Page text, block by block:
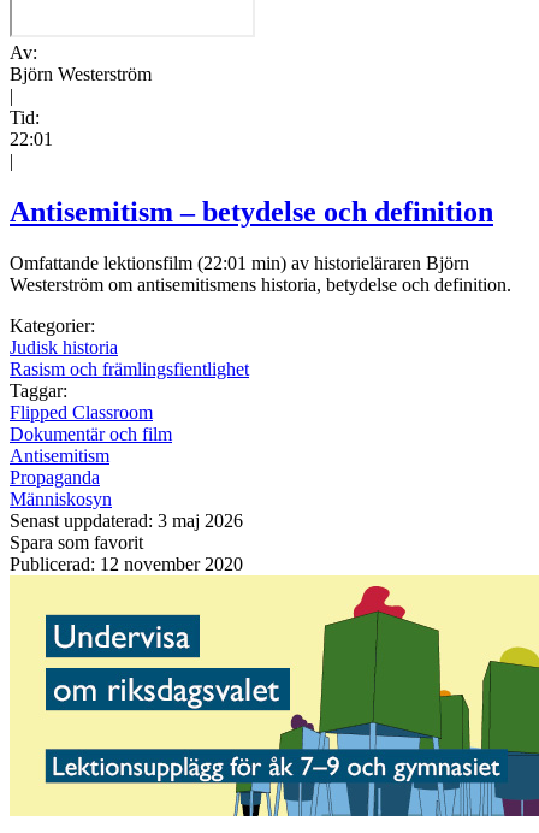
Av:
Björn Westerström
|
Tid:
22:01
|
Antisemitism – betydelse och definition
Omfattande lektionsfilm (22:01 min) av historieläraren Björn
Westerström om antisemitismens historia, betydelse och definition.
Kategorier:
Judisk historia
Rasism och främlingsfientlighet
Taggar:
Flipped Classroom
Dokumentär och film
Antisemitism
Propaganda
Människosyn
Senast uppdaterad: 3 maj 2026
Spara som favorit
Publicerad: 12 november 2020